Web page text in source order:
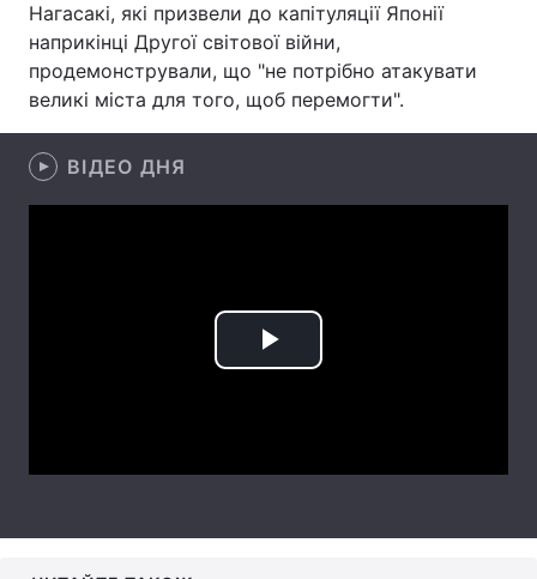
Екологія Регіони
Лонгріди
Нагасакі, які призвели до капітуляції Японії
наприкінці Другої світової війни,
продемонстрували, що "не потрібно атакувати
великі міста для того, щоб перемогти".
ВІДЕО ДНЯ
Play